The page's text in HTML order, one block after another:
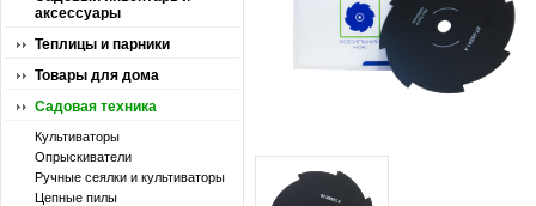
аксессуары
Теплицы и парники
Товары для дома
Садовая техника
Культиваторы
Опрыскиватели
Ручные сеялки и культиваторы
Цепные пилы